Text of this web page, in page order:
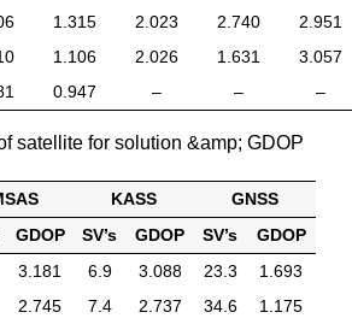
1.315 2.023 2.740
2.951
1.106 2.026 1.631
3.057
0.947 – – –
satellite for solution &amp; GDOP
KASS
GNSS
GDOP SV’s GDOP SV’s
GDOP
3.181 6.9 3.088 23.3
1.693
2.745 7.4 2.737 34.6 1.175